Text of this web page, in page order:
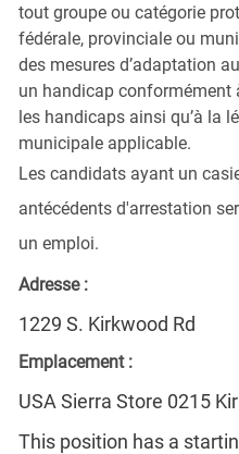
tout groupe ou catégorie
fédérale, provinciale ou
des mesures d’adaptation
un handicap conformément
les handicaps ainsi qu’à la
municipale applicable.
Les candidats ayant un
antécédents d'arrestation
un emploi.
Adresse :
1229 S. Kirkwood Rd
Emplacement :
USA Sierra Store 0215
This position has a